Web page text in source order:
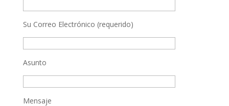
Su Correo Electrónico (requerido)
Asunto
Mensaje